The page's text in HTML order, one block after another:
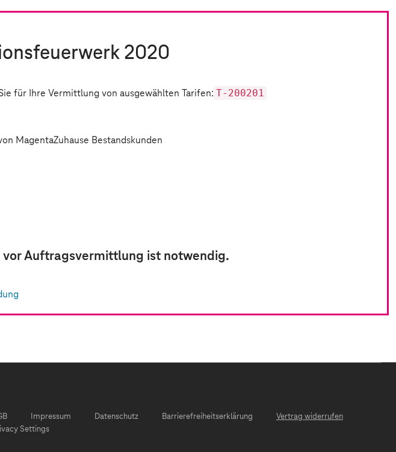
2020
für Ihre Vermittlung von ausgewählten Tarifen: T-200201
MagentaZuhause Bestandskunden
vor Auftragsvermittlung ist notwendig.
Impressum Datenschutz Barrierefreiheitserklärung
Vertrag widerrufen
Settings